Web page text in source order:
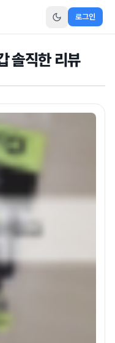
로그인
솔직한 리뷰